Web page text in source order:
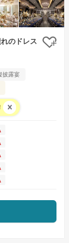
のドレス
ク
披露宴